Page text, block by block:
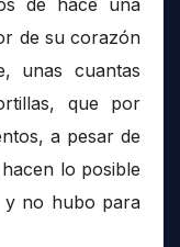
de hace una
de su corazón
unas cuantas
que por
a pesar de
lo posible
y no hubo para